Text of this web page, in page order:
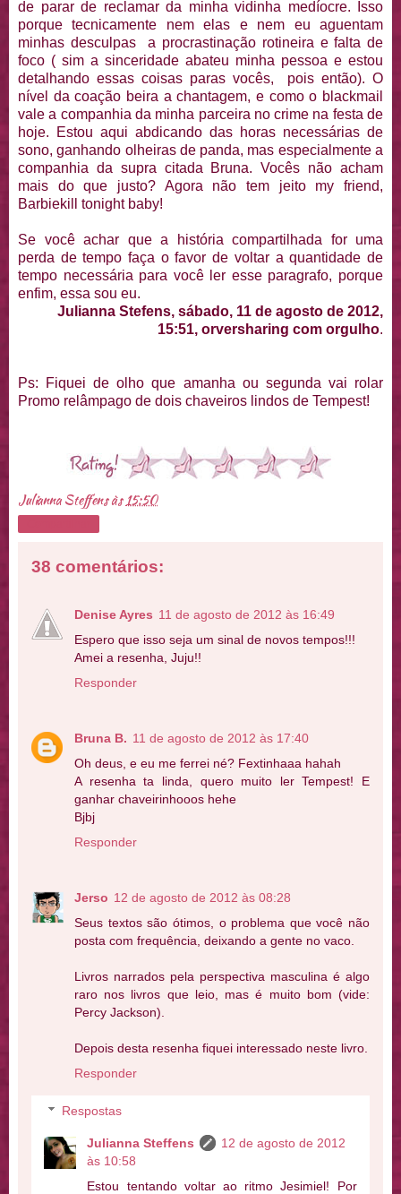
de parar de reclamar da minha vidinha medíocre. Isso
porque tecnicamente nem elas e nem eu aguentam
minhas desculpas a procrastinação rotineira e falta de
foco ( sim a sinceridade abateu minha pessoa e estou
detalhando essas coisas paras vocês, pois então). O
nível da coação beira a chantagem, e como o blackmail
vale a companhia da minha parceira no crime na festa de
hoje. Estou aqui abdicando das horas necessárias de
sono, ganhando olheiras de panda, mas especialmente a
companhia da supra citada Bruna. Vocês não acham
mais do que justo? Agora não tem jeito my friend,
Barbiekill tonight baby!
Se você achar que a história compartilhada for uma
perda de tempo faça o favor de voltar a quantidade de
tempo necessária para você ler esse paragrafo, porque
enfim, essa sou eu.
Julianna Stefens, sábado, 11 de agosto de 2012,
15:51, orversharing com orgulho.
Ps: Fiquei de olho que amanha ou segunda vai rolar
Promo relâmpago de dois chaveiros lindos de Tempest!
Julianna Steffensàs 15:50
38 comentários:
Denise Ayres 11 de agosto de 2012 às 16:49
Espero que isso seja um sinal de novos tempos!!!
Amei a resenha, Juju!!
Responder
Bruna B. 11 de agosto de 2012 às 17:40
Oh deus, e eu me ferrei né? Fextinhaaa hahah
A resenha ta linda, quero muito ler Tempest! E
ganhar chaveirinhooos hehe
Bjbj
Responder
Jerso 12 de agosto de 2012 às 08:28
Seus textos são ótimos, o problema que você não
posta com frequência, deixando a gente no vaco.
Livros narrados pela perspectiva masculina é algo
raro nos livros que leio, mas é muito bom (vide:
Percy Jackson).
Depois desta resenha fiquei interessado neste livro.
Responder
Respostas
Julianna Steffens
12 de agosto de 2012
às 10:58
Estou tentando voltar ao ritmo Jesimiel! Por